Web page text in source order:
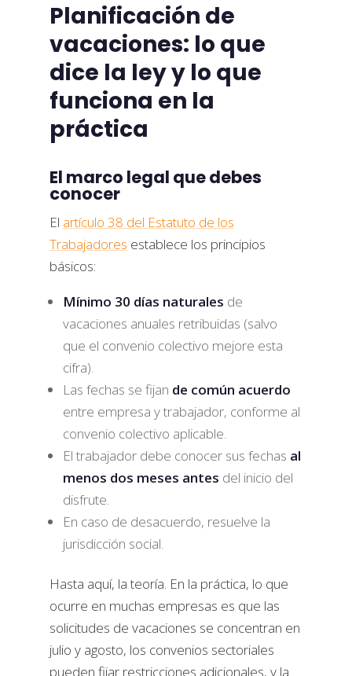
Planificación de
vacaciones: lo que
dice la ley y lo que
funciona en la
práctica
El marco legal que debes
conocer
El artículo 38 del Estatuto de los
Trabajadores establece los principios
básicos:
Mínimo 30 días naturales de
vacaciones anuales retribuidas (salvo
que el convenio colectivo mejore esta
cifra).
Las fechas se fijan de común acuerdo
entre empresa y trabajador, conforme al
convenio colectivo aplicable.
El trabajador debe conocer sus fechas al
menos dos meses antes del inicio del
disfrute.
En caso de desacuerdo, resuelve la
jurisdicción social.
Hasta aquí, la teoría. En la práctica, lo que
ocurre en muchas empresas es que las
solicitudes de vacaciones se concentran en
julio y agosto, los convenios sectoriales
pueden fijar restricciones adicionales, y la